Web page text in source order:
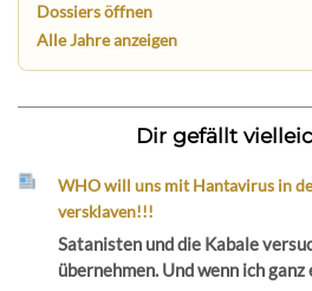
Dossiers öffnen
Alle Jahre anzeigen
Dir gefällt
WHO will uns mit Hantavirus in
versklaven!!!
Satanisten und die Kabale
übernehmen. Und wenn ich ganz